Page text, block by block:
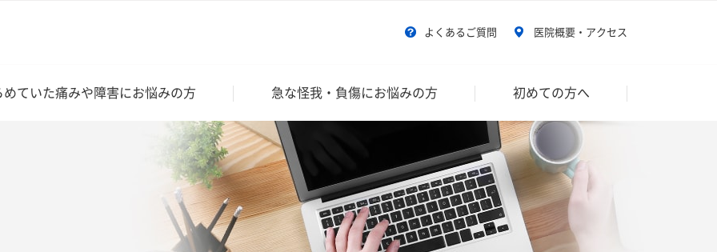
よくあるご質問 医院概要・アクセス
ていた痛みや障害にお悩みの方 急な怪我・負傷にお悩みの方 初めての方へ